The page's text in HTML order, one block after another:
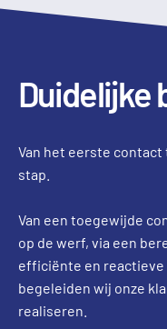
Duidelijke
Van het eerste
stap.
Van een toegewijde
op de werf, via een
efficiënte en
begeleiden wij onze
realiseren.